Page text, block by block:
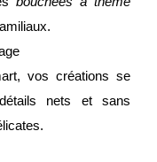
vos créations se
nets et sans